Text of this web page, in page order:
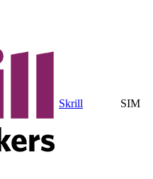
Skrill SIM